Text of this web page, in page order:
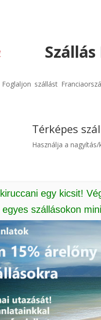
szállást
Térképes
Használja a
egy kicsit!
szállásokon